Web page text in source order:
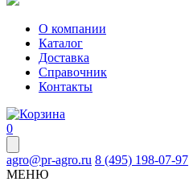
О компании
Каталог
Доставка
Справочник
Контакты
0
agro@pr-agro.ru 8 (495) 198-07-97
МЕНЮ